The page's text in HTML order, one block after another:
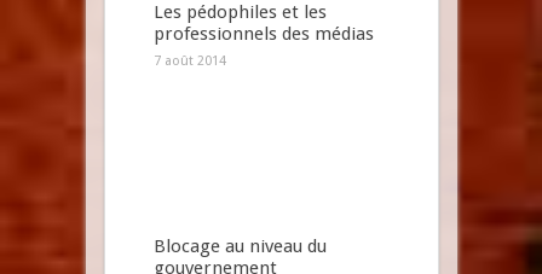
Les pédophiles et les
professionnels des médias
7 août 2014
Blocage au niveau du
gouvernement